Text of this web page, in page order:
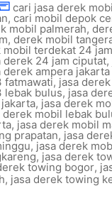
cari jasa derek
, cari mobil depok
mobil palmerah,
, derek mobil
mobil terdekat 24 jam
derek 24 jam ciputat,
derek ampera
fatmawati, jasa
lebak bulus, jasa
, jasa derek
derek mobil lebak
, jasa derek mobil
prapatan, jasa
, jasa derek
, jasa derek
towing bogor,
, jasa derek towing